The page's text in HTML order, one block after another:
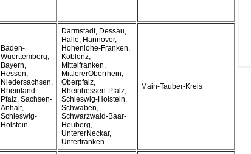
Baden-
Wuerttemberg,
Bayern,
Hessen,
Niedersachsen,
Rheinland-
Pfalz, Sachsen-
Anhalt,
Schleswig-
Holstein
Darmstadt, Dessau,
Halle, Hannover,
Hohenlohe-Franken,
Koblenz,
Mittelfranken,
MittlererOberrhein,
Oberpfalz,
Rheinhessen-Pfalz,
Schleswig-Holstein,
Schwaben,
Schwarzwald-Baar-
Heuberg,
UntererNeckar,
Unterfranken
Main-Tauber-Kreis